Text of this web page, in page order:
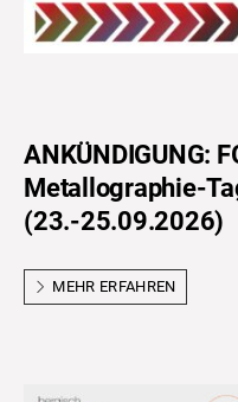
ANKÜNDIGUNG:
Metallographie-
(23.-25.09.2026)
MEHR ERFAHREN